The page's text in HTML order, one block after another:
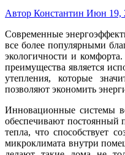
Автор Константин Июн 19,
Современные энергоэффективные модульные дома становятся
все более популярными
экологичности и
преимущества является
утепления, которые
позволяют экономить
Инновационные системы
обеспечивают постоянный
тепла, что способствует
микроклимата внутри